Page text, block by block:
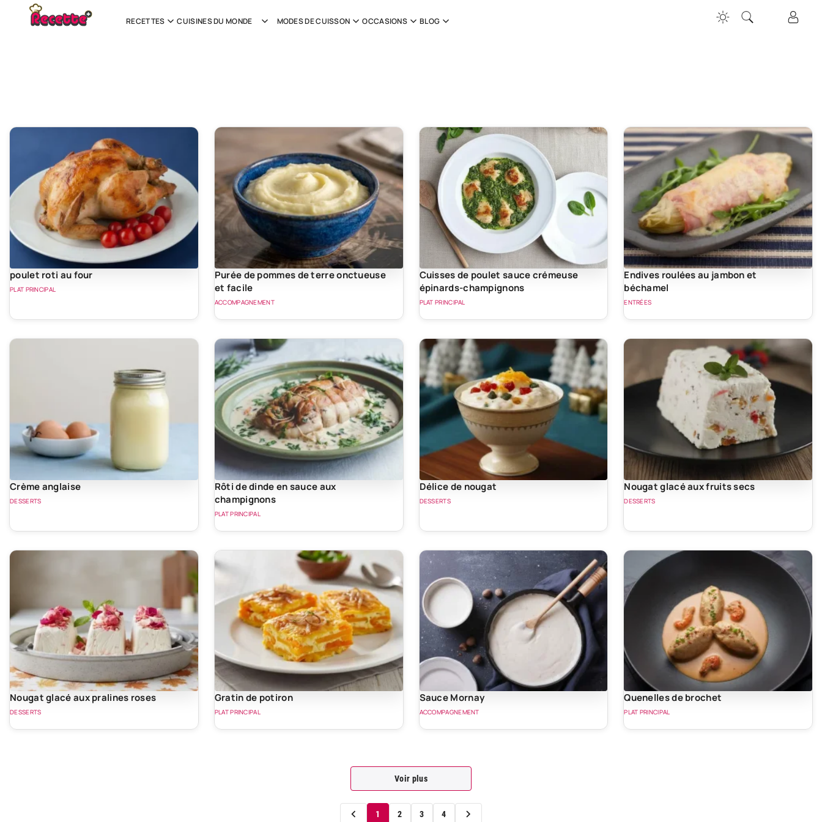
RECETTES CUISINES DU MONDE MODES DE CUISSON OCCASIONS BLOG
poulet roti au four
PLAT PRINCIPAL
Purée de pommes de terre onctueuse
et facile
ACCOMPAGNEMENT
Cuisses de poulet sauce crémeuse
épinards-champignons
PLAT PRINCIPAL
Endives roulées au jambon et
béchamel
ENTRÉES
Crème anglaise
DESSERTS
Rôti de dinde en sauce aux
champignons
PLAT PRINCIPAL
Délice de nougat
DESSERTS
Nougat glacé aux fruits secs
DESSERTS
Nougat glacé aux pralines roses
DESSERTS
Gratin de potiron
PLAT PRINCIPAL
Sauce Mornay
ACCOMPAGNEMENT
Quenelles de brochet
PLAT PRINCIPAL
Voir plus
1 2 3 4